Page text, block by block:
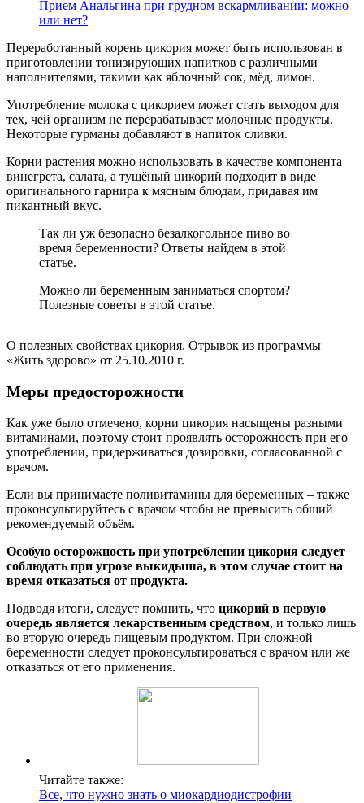
Прием Анальгина при грудном вскармливании: можно
или нет?
Переработанный корень цикория может быть использован в
приготовлении тонизирующих напитков с различными
наполнителями, такими как яблочный сок, мёд, лимон.
Употребление молока с цикорием может стать выходом для
тех, чей организм не перерабатывает молочные продукты.
Некоторые гурманы добавляют в напиток сливки.
Корни растения можно использовать в качестве компонента
винегрета, салата, а тушёный цикорий подходит в виде
оригинального гарнира к мясным блюдам, придавая им
пикантный вкус.
Так ли уж безопасно безалкогольное пиво во
время беременности? Ответы найдем в этой
статье.
Можно ли беременным заниматься спортом?
Полезные советы в этой статье.
О полезных свойствах цикория. Отрывок из программы
«Жить здорово» от 25.10.2010 г.
Меры предосторожности
Как уже было отмечено, корни цикория насыщены разными
витаминами, поэтому стоит проявлять осторожность при его
употреблении, придерживаться дозировки, согласованной с
врачом.
Если вы принимаете поливитамины для беременных – также
проконсультируйтесь с врачом чтобы не превысить общий
рекомендуемый объём.
Особую осторожность при употреблении цикория следует
соблюдать при угрозе выкидыша, в этом случае стоит на
время отказаться от продукта.
Подводя итоги, следует помнить, что цикорий в первую
очередь является лекарственным средством, и только лишь
во вторую очередь пищевым продуктом. При сложной
беременности следует проконсультироваться с врачом или же
отказаться от его применения.
Читайте также:
Все, что нужно знать о миокардиодистрофии